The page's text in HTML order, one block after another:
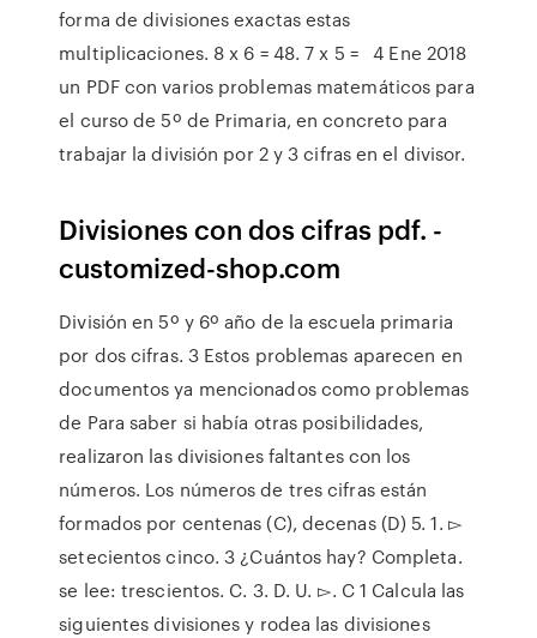
forma de divisiones exactas estas
multiplicaciones. 8 x 6 = 48. 7 x 5 = 4 Ene 2018
un PDF con varios problemas matemáticos para
el curso de 5º de Primaria, en concreto para
trabajar la división por 2 y 3 cifras en el divisor.
Divisiones con dos cifras pdf. -
customized-shop.com
División en 5º y 6º año de la escuela primaria
por dos cifras. 3 Estos problemas aparecen en
documentos ya mencionados como problemas
de Para saber si había otras posibilidades,
realizaron las divisiones faltantes con los
números. Los números de tres cifras están
formados por centenas (C), decenas (D) 5. 1. ▻
setecientos cinco. 3 ¿Cuántos hay? Completa.
se lee: trescientos. C. 3. D. U. ▻. C 1 Calcula las
siguientes divisiones y rodea las divisiones